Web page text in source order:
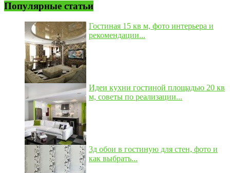
Популярные статьи
Гостиная 15 кв м, фото интерьера и
рекомендации...
Идеи кухни гостиной площадью 20 кв
м, советы по реализации...
3д обои в гостиную для стен, фото и
как выбрать...